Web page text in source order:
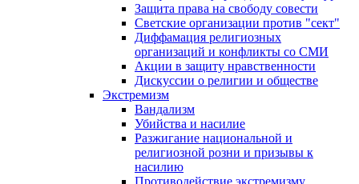
Защита права на свободу совести
Светские организации против "сект"
Диффамация религиозных
организаций и конфликты со СМИ
Акции в защиту нравственности
Дискуссии о религии и обществе
Экстремизм
Вандализм
Убийства и насилие
Разжигание национальной и
религиозной розни и призывы к
насилию
Противодействие экстремизму